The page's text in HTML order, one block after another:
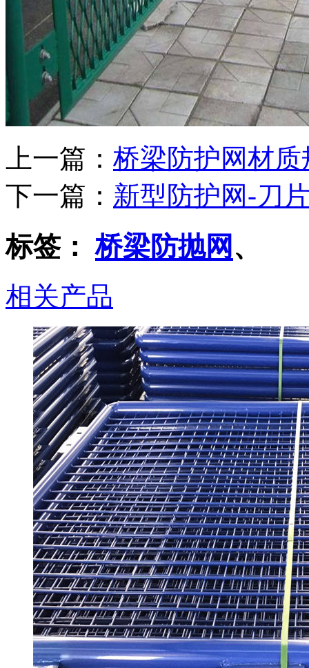
上一篇： 桥梁防护网材质
下一篇： 新型防护网-刀
标签：桥梁防抛网 、
相关产品